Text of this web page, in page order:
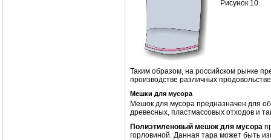
Рисунок 10.
Таким образом, на российском рынке
производстве различных
Мешки для мусора
Мешок для мусора предназначен для
древесных, пластмассовых отходов и
Полиэтиленовый мешок для мусора
горловиной. Данная тара может быть